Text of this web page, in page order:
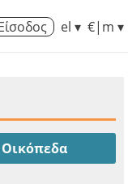
el ▾ €|m ▾
Οικόπεδα